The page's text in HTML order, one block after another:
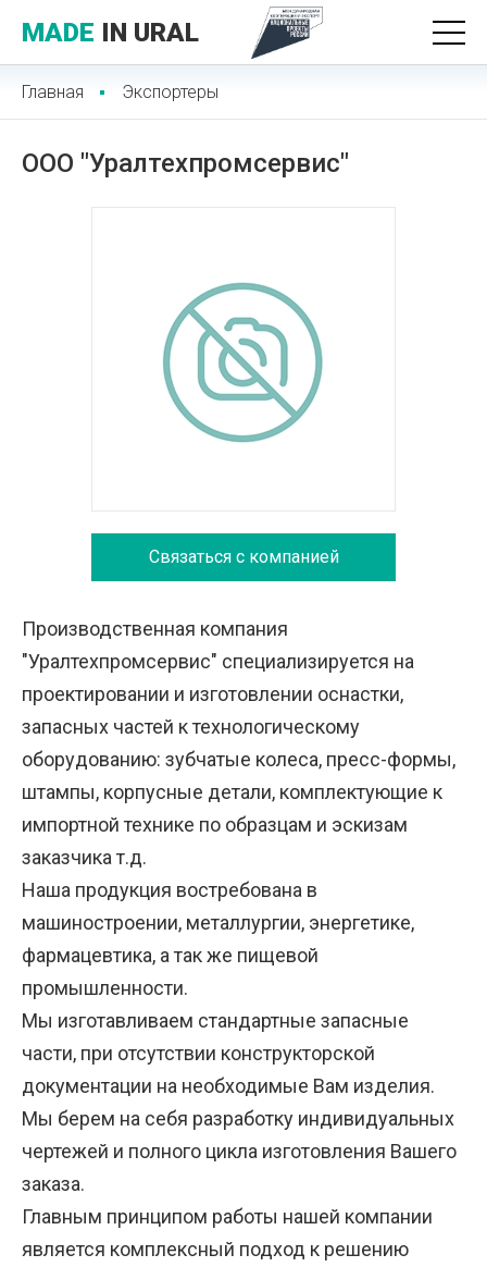
MADE IN URAL
Главная Экспортеры
ООО "Уралтехпромсервис"
Связаться с компанией
Производственная компания
"Уралтехпромсервис" специализируется на
проектировании и изготовлении оснастки,
запасных частей к технологическому
оборудованию: зубчатые колеса, пресс-формы,
штампы, корпусные детали, комплектующие к
импортной технике по образцам и эскизам
заказчика т.д.
Наша продукция востребована в
машиностроении, металлургии, энергетике,
фармацевтика, а так же пищевой
промышленности.
Мы изготавливаем стандартные запасные
части, при отсутствии конструкторской
документации на необходимые Вам изделия.
Мы берем на себя разработку индивидуальных
чертежей и полного цикла изготовления Вашего
заказа.
Главным принципом работы нашей компании
является комплексный подход к решению